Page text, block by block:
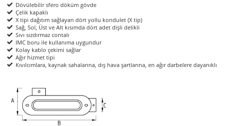
Dövülebilir sfero döküm gövde
Çelik kapaklı
X tipi dağıtım sağlayan dört yollu kondulet (X tip)
Sağ, Sol, Üst ve Alt kısımda dört adet dişli delikli
Sıvı sızdırmaz contalı
IMC boru ile kullanıma uygundur
Kolay kablo çekimi sağlar
Ağır hizmet tipi
Kıvılcımlara, kaynak sahalarına, dış hava şartlarına, en ağır darbelere dayanıklı